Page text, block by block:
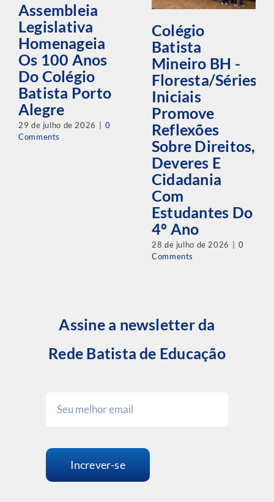
Assembleia
Legislativa
Homenageia
Os 100 Anos
Do Colégio
Batista Porto
Alegre
29 de julho de 2026
0
Comments
Colégio
Batista
Mineiro BH -
Floresta/Séries
Iniciais
Promove
Reflexões
Sobre Direitos,
Deveres E
Cidadania
Com
Estudantes Do
4º Ano
28 de julho de 2026
0
Comments
Assine a newsletter da
Rede Batista de Educação
Increver-se